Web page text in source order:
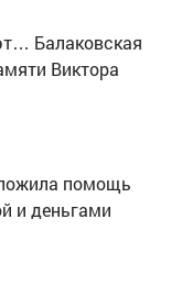
Балаковская
Виктора
помощь
и деньгами